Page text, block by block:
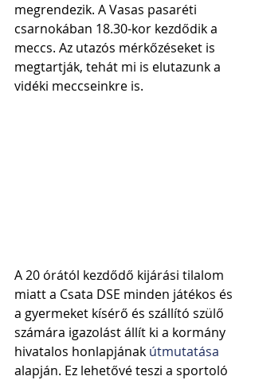
megrendezik. A Vasas pasaréti
csarnokában 18.30-kor kezdődik a
meccs. Az utazós mérkőzéseket is
megtartják, tehát mi is elutazunk a
vidéki meccseinkre is.
A 20 órától kezdődő kijárási tilalom
miatt a Csata DSE minden játékos és
a gyermeket kísérő és szállító szülő
számára igazolást állít ki a kormány
hivatalos honlapjának útmutatása
alapján. Ez lehetővé teszi a sportoló